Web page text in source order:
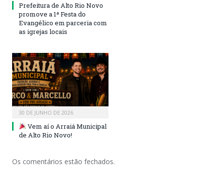
Prefeitura de Alto Rio Novo
promove a 1ª Festa do
Evangélico em parceria com
as igrejas locais
30 DE JUNHO DE 2026
Vem aí o Arraiá Municipal
de Alto Rio Novo!
Os comentários estão fechados.